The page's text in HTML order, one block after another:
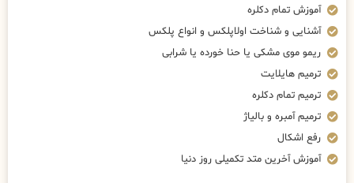
آموزش تمام دکلره
آشنایی و شناخت اولاپلکس و انواع پلکس
ریمو موی مشکی یا حنا خورده یا شرابی
ترمیم هایلایت
ترمیم تمام دکلره
ترمیم آمبره و بالیاژ
رفع اشکال
آموزش آخرین متد تکمیلی روز دنیا